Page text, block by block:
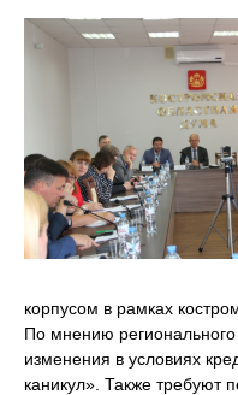
корпусом в рамках
По мнению
изменения в условиях
каникул». Также требуют